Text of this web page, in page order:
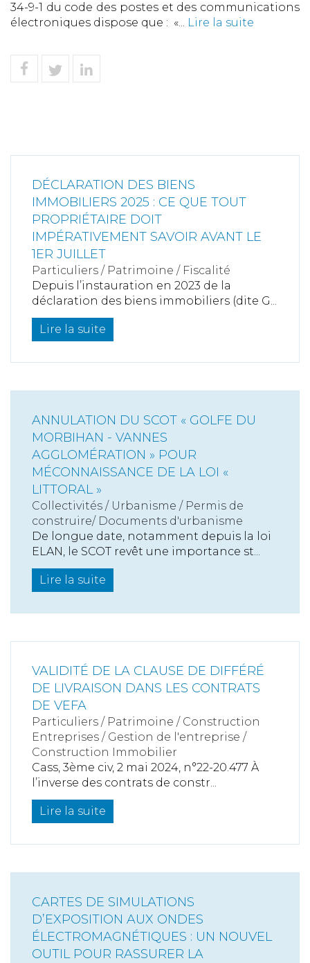
34-9-1 du code des postes et des communications
électroniques dispose que : «... Lire la suite
DÉCLARATION DES BIENS
IMMOBILIERS 2025 : CE QUE TOUT
PROPRIÉTAIRE DOIT
IMPÉRATIVEMENT SAVOIR AVANT LE
1ER JUILLET
Particuliers / Patrimoine / Fiscalité
Depuis l’instauration en 2023 de la
déclaration des biens immobiliers (dite G...
Lire la suite
ANNULATION DU SCOT « GOLFE DU
MORBIHAN - VANNES
AGGLOMÉRATION » POUR
MÉCONNAISSANCE DE LA LOI «
LITTORAL »
Collectivités / Urbanisme / Permis de
construire/ Documents d'urbanisme
De longue date, notamment depuis la loi
ELAN, le SCOT revêt une importance st...
Lire la suite
VALIDITÉ DE LA CLAUSE DE DIFFÉRÉ
DE LIVRAISON DANS LES CONTRATS
DE VEFA
Particuliers / Patrimoine / Construction
Entreprises / Gestion de l'entreprise /
Construction Immobilier
Cass, 3ème civ, 2 mai 2024, n°22-20.477 À
l’inverse des contrats de constr...
Lire la suite
CARTES DE SIMULATIONS
D’EXPOSITION AUX ONDES
ÉLECTROMAGNÉTIQUES : UN NOUVEL
OUTIL POUR RASSURER LA